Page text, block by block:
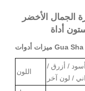
الجمال الأخضر
أداة
ميزات أدوات Gua Sha
اللون
/ أزرق /
/ لون آخر